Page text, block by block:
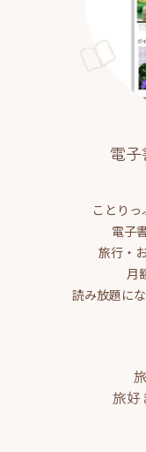
電
ことり
電子
旅行・
月
読み放題に
旅好